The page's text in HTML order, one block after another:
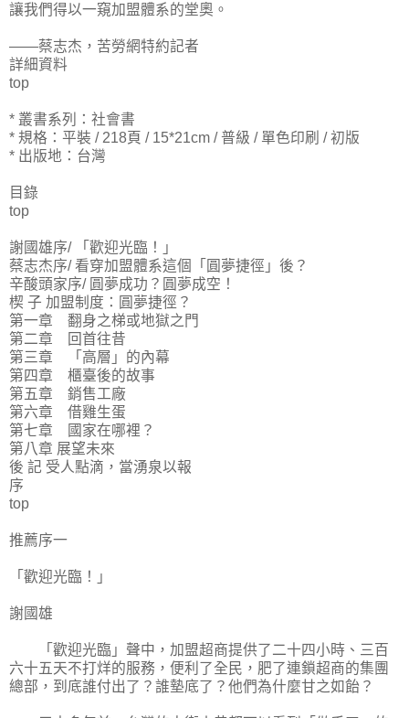
讓我們得以一窺加盟體系的堂奧。
——蔡志杰，苦勞網特約記者
詳細資料
top
* 叢書系列：社會書
* 規格：平裝 / 218頁 / 15*21cm / 普級 / 單色印刷 / 初版
* 出版地：台灣
目錄
top
謝國雄序/ 「歡迎光臨！」
蔡志杰序/ 看穿加盟體系這個「圓夢捷徑」後？
辛酸頭家序/ 圓夢成功？圓夢成空！
楔 子 加盟制度：圓夢捷徑？
第一章 翻身之梯或地獄之門
第二章 回首往昔
第三章 「高層」的內幕
第四章 櫃臺後的故事
第五章 銷售工廠
第六章 借雞生蛋
第七章 國家在哪裡？
第八章 展望未來
後 記 受人點滴，當湧泉以報
序
top
推薦序一
「歡迎光臨！」
謝國雄
「歡迎光臨」聲中，加盟超商提供了二十四小時、三百
六十五天不打烊的服務，便利了全民，肥了連鎖超商的集團
總部，到底誰付出了？誰墊底了？他們為什麼甘之如飴？